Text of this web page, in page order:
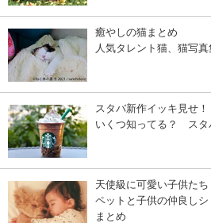
癒やしの猫まとめ
人気タレント猫、猫写
スタバ新作イッキ見せ！
いくつ知ってる？ スタ
天使級に可愛い子供たち
ペットと子供の仲良し
まとめ